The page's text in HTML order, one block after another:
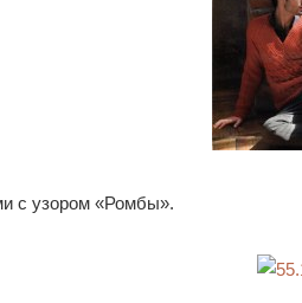
с узором «Ромбы».